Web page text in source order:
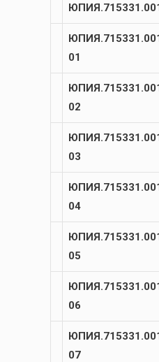
01
02
03
04
05
06
07